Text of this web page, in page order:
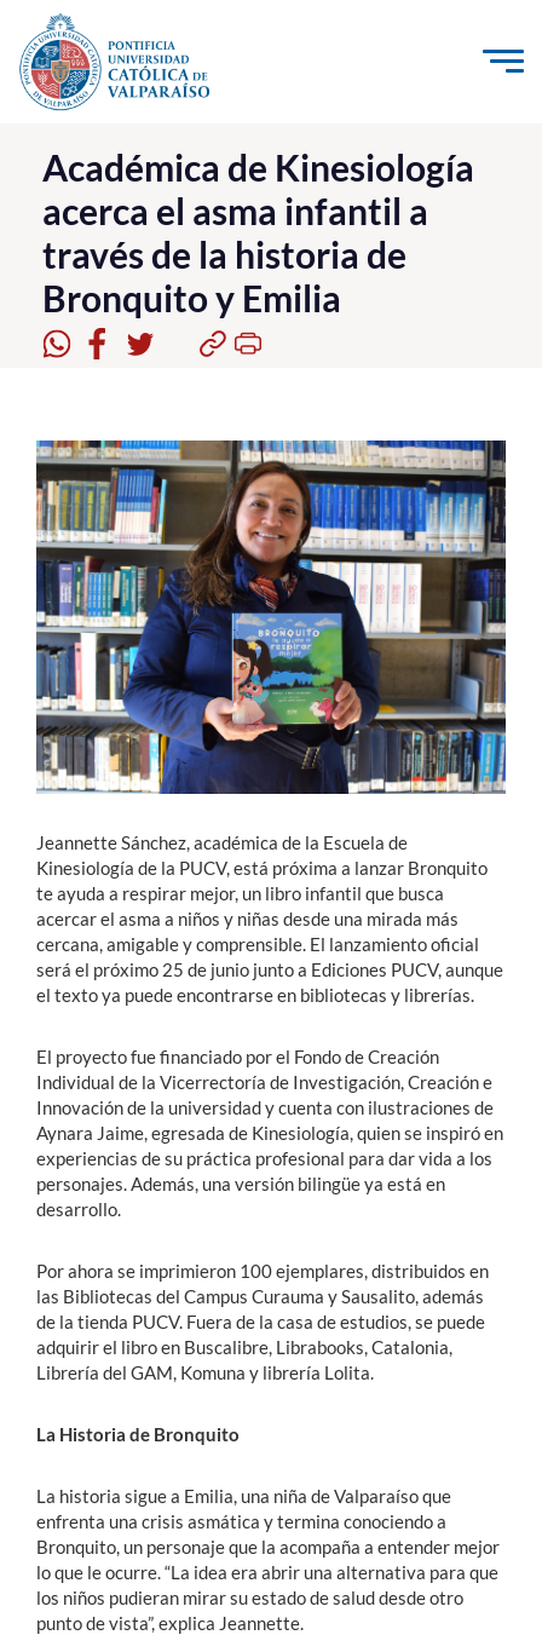
Click acá para ir directamente al contenido
La Universidad
Investigación, Creación e Innovación
PUCV Internacional
Vinculación con el Medio
Postgrado
Formación Continua
Estudiantes
Académicos
Funcionarios
Alumni
English
Académica de Kinesiología
acerca el asma infantil a
través de la historia de
Bronquito y Emilia
Jeannette Sánchez, académica de la Escuela de
Kinesiología de la PUCV, está próxima a lanzar Bronquito
te ayuda a respirar mejor, un libro infantil que busca
acercar el asma a niños y niñas desde una mirada más
cercana, amigable y comprensible. El lanzamiento oficial
será el próximo 25 de junio junto a Ediciones PUCV, aunque
el texto ya puede encontrarse en bibliotecas y librerías.
El proyecto fue financiado por el Fondo de Creación
Individual de la Vicerrectoría de Investigación, Creación e
Innovación de la universidad y cuenta con ilustraciones de
Aynara Jaime, egresada de Kinesiología, quien se inspiró en
experiencias de su práctica profesional para dar vida a los
personajes. Además, una versión bilingüe ya está en
desarrollo.
Por ahora se imprimieron 100 ejemplares, distribuidos en
las Bibliotecas del Campus Curauma y Sausalito, además
de la tienda PUCV. Fuera de la casa de estudios, se puede
adquirir el libro en Buscalibre, Librabooks, Catalonia,
Librería del GAM, Komuna y librería Lolita.
La Historia de Bronquito
La historia sigue a Emilia, una niña de Valparaíso que
enfrenta una crisis asmática y termina conociendo a
Bronquito, un personaje que la acompaña a entender mejor
lo que le ocurre. “La idea era abrir una alternativa para que
los niños pudieran mirar su estado de salud desde otro
punto de vista”, explica Jeannette.